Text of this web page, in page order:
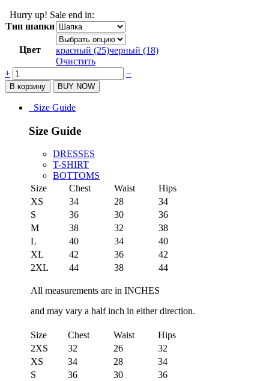
Hurry up! Sale end in:
Тип шапки
Цвет красный (25)черный (18)
Очистить
Quantity
+ −
В корзину BUY NOW
Size Guide
Size Guide
DRESSES
T-SHIRT
BOTTOMS
Size
Chest Waist
Hips
XS
34 28
34
S
36 30
36
M
38 32
38
L
40 34
40
XL
42 36
42
2XL
44 38 44
All measurements are in INCHES
and may vary a half inch in either direction.
Size Chest Waist
Hips
2XS
32 26
32
XS
34 28
34
S
36 30
36